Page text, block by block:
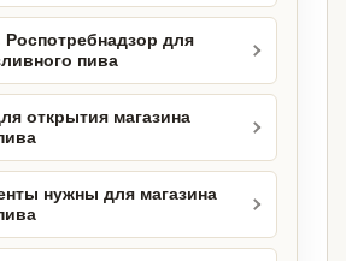
для
пива
открытия магазина
нужны для магазина